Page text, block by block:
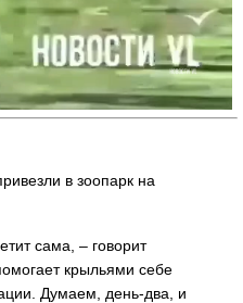
в зоопарк на
сама, – говорит
крыльями себе
Думаем, день-два, и